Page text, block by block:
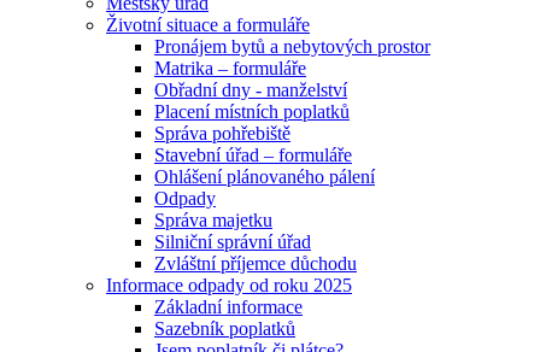
Životní situace a formuláře
Pronájem bytů a nebytových prostor
Matrika – formuláře
Obřadní dny - manželství
Placení místních poplatků
Správa pohřebiště
Stavební úřad – formuláře
Ohlášení plánovaného pálení
Odpady
Správa majetku
Silniční správní úřad
Zvláštní příjemce důchodu
Informace odpady od roku 2025
Základní informace
Sazebník poplatků